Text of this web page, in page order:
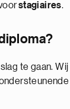
stagiaires.
te gaan.